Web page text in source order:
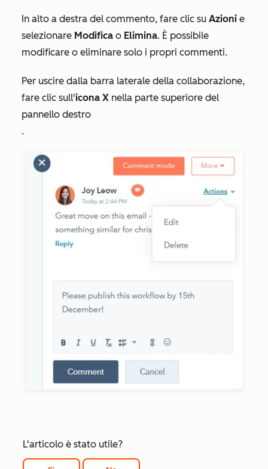
In alto a destra del commento, fare clic su Azioni e
selezionare Modifica o Elimina. È possibile
modificare o eliminare solo i propri commenti.
Per uscire dalla barra laterale della collaborazione,
fare clic sull'icona X nella parte superiore del
pannello destro
.
L'articolo è stato utile?